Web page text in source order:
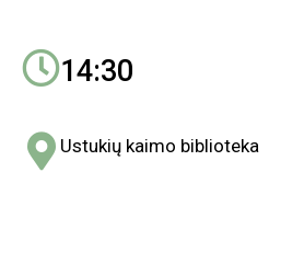
14:30
Ustukių kaimo biblioteka